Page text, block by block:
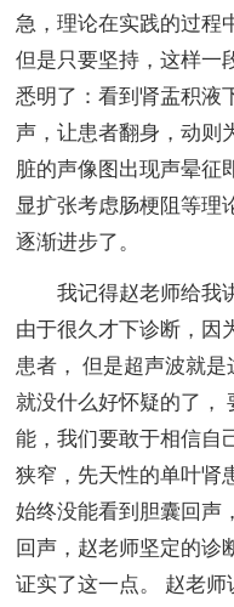
急，理论在实践的过程
但是只要坚持，这样一
悉明了：看到肾盂积液
声，让患者翻身，动则
脏的声像图出现声晕征
显扩张考虑肠梗阻等理
逐渐进步了。
我记得赵老师给我讲
由于很久才下诊断，因
患者， 但是超声波就
就没什么好怀疑的了，
能，我们要敢于相信自
狭窄，先天性的单叶肾
始终没能看到胆囊回声
回声，赵老师坚定的诊
证实了这一点。 赵老